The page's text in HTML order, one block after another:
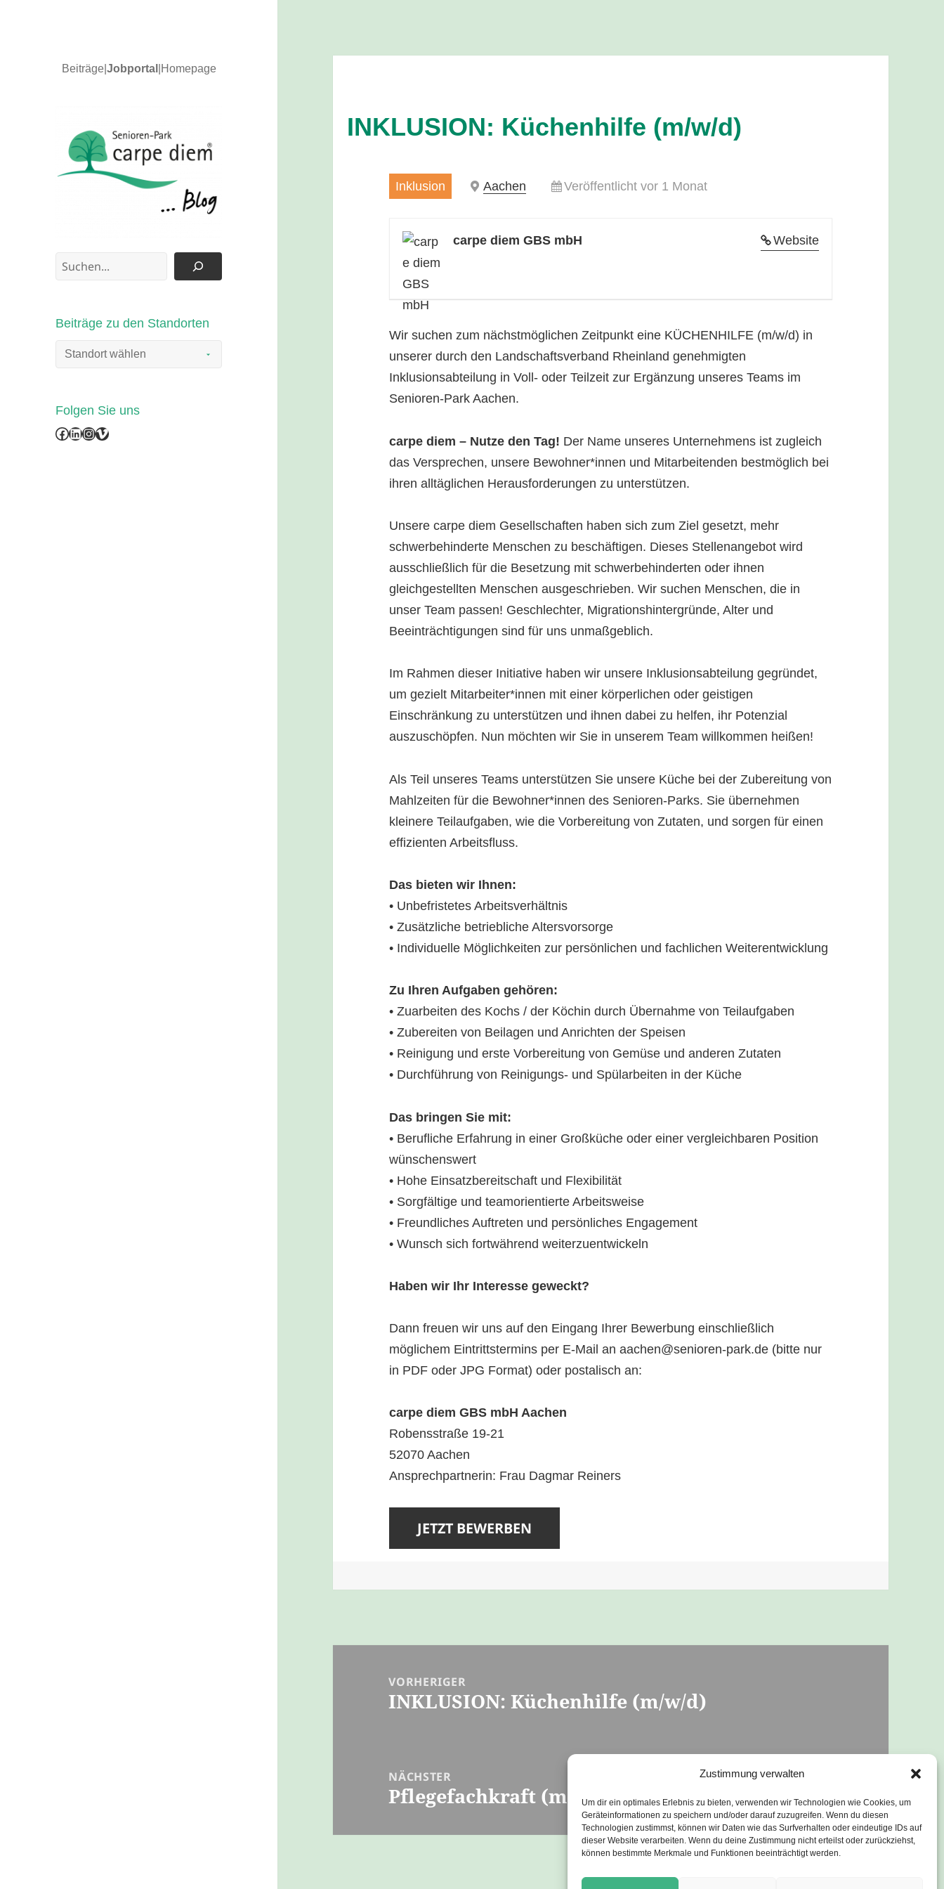
Zustimmung verwalten
Um dir ein optimales Erlebnis zu bieten, verwenden wir Technologien wie Cookies, um
Geräteinformationen zu speichern und/oder darauf zuzugreifen. Wenn du diesen
Technologien zustimmst, können wir Daten wie das Surfverhalten oder eindeutige IDs auf
dieser Website verarbeiten. Wenn du deine Zustimmung nicht erteilst oder zurückziehst,
können bestimmte Merkmale und Funktionen beeinträchtigt werden.
Beiträge| Jobportal Homepage
carpe diem Blog
News und Updates
Suchen
Beiträge zu den Standorten
Folgen Sie uns
Facebook
LinkedIn
Instagram
Vimeo
INKLUSION: Küchenhilfe (m/w/d)
Inklusion Aachen Veröffentlicht vor 1 Monat
Website
carpe diem GBS mbH
Wir suchen zum nächstmöglichen Zeitpunkt eine KÜCHENHILFE (m/w/d) in
unserer durch den Landschaftsverband Rheinland genehmigten
Inklusionsabteilung in Voll- oder Teilzeit zur Ergänzung unseres Teams im
Senioren-Park Aachen.
carpe diem – Nutze den Tag! Der Name unseres Unternehmens ist zugleich
das Versprechen, unsere Bewohner*innen und Mitarbeitenden bestmöglich bei
ihren alltäglichen Herausforderungen zu unterstützen.
Unsere carpe diem Gesellschaften haben sich zum Ziel gesetzt, mehr
schwerbehinderte Menschen zu beschäftigen. Dieses Stellenangebot wird
ausschließlich für die Besetzung mit schwerbehinderten oder ihnen
gleichgestellten Menschen ausgeschrieben. Wir suchen Menschen, die in
unser Team passen! Geschlechter, Migrationshintergründe, Alter und
Beeinträchtigungen sind für uns unmaßgeblich.
Im Rahmen dieser Initiative haben wir unsere Inklusionsabteilung gegründet,
um gezielt Mitarbeiter*innen mit einer körperlichen oder geistigen
Einschränkung zu unterstützen und ihnen dabei zu helfen, ihr Potenzial
auszuschöpfen. Nun möchten wir Sie in unserem Team willkommen heißen!
Als Teil unseres Teams unterstützen Sie unsere Küche bei der Zubereitung von
Mahlzeiten für die Bewohner*innen des Senioren-Parks. Sie übernehmen
kleinere Teilaufgaben, wie die Vorbereitung von Zutaten, und sorgen für einen
effizienten Arbeitsfluss.
Das bieten wir Ihnen:
• Unbefristetes Arbeitsverhältnis
• Zusätzliche betriebliche Altersvorsorge
• Individuelle Möglichkeiten zur persönlichen und fachlichen Weiterentwicklung
Zu Ihren Aufgaben gehören:
• Zuarbeiten des Kochs / der Köchin durch Übernahme von Teilaufgaben
• Zubereiten von Beilagen und Anrichten der Speisen
• Reinigung und erste Vorbereitung von Gemüse und anderen Zutaten
• Durchführung von Reinigungs- und Spülarbeiten in der Küche
Das bringen Sie mit:
• Berufliche Erfahrung in einer Großküche oder einer vergleichbaren Position
wünschenswert
• Hohe Einsatzbereitschaft und Flexibilität
• Sorgfältige und teamorientierte Arbeitsweise
• Freundliches Auftreten und persönliches Engagement
• Wunsch sich fortwährend weiterzuentwickeln
Haben wir Ihr Interesse geweckt?
Dann freuen wir uns auf den Eingang Ihrer Bewerbung einschließlich
möglichem Eintrittstermins per E-Mail an aachen@senioren-park.de (bitte nur
in PDF oder JPG Format) oder postalisch an:
carpe diem GBS mbH Aachen
Robensstraße 19-21
52070 Aachen
Ansprechpartnerin: Frau Dagmar Reiners
VORHERIGER
Vorheriger
INKLUSION: Küchenhilfe (m/w/d)
NÄCHSTER
Nächster
Pflegefachkraft (m/w/d) im Nachtdienst